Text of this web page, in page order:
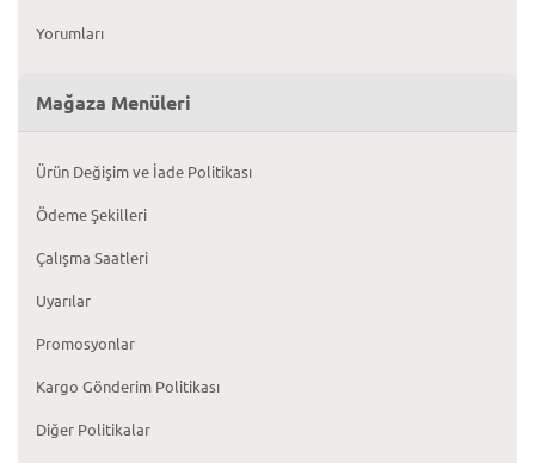
Yorumları
Mağaza Menüleri
Ürün Değişim ve İade Politikası
Ödeme Şekilleri
Çalışma Saatleri
Uyarılar
Promosyonlar
Kargo Gönderim Politikası
Diğer Politikalar